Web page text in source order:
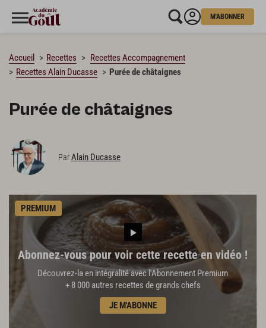
M'ABONNER
Accueil Recettes
Recettes Accompagnement
Recettes Alain Ducasse
Purée de châtaignes
Purée de châtaignes
ParAlain Ducasse
PREMIUM
Abonnez-vous pour voir cette recette en vidéo !
Découvrez-la en intégralité avec l'Abonnement Premium
+ 8 000 autres recettes de grands chefs
JE M'ABONNE
CHARGEMENT…